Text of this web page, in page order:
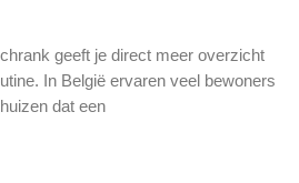
geeft je direct meer overzicht
In België ervaren veel bewoners
dat een